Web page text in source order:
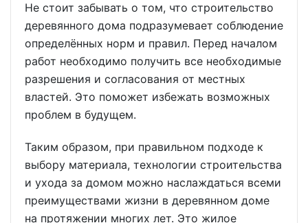
Не стоит забывать о том, что строительство
деревянного дома подразумевает соблюдение
определённых норм и правил. Перед началом
работ необходимо получить все необходимые
разрешения и согласования от местных
властей. Это поможет избежать возможных
проблем в будущем.
Таким образом, при правильном подходе к
выбору материала, технологии строительства
и ухода за домом можно наслаждаться всеми
преимуществами жизни в деревянном доме
на протяжении многих лет. Это жилое